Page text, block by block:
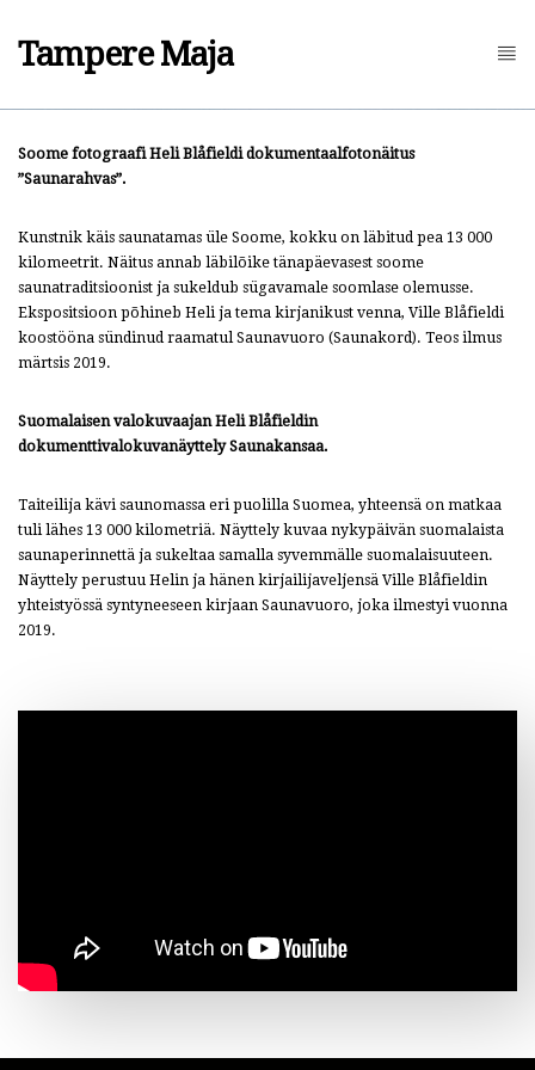
Tampere Maja
Soome fotograafi Heli Blåfieldi dokumentaalfotonäitus
”Saunarahvas”.
Kunstnik käis saunatamas üle Soome, kokku on läbitud pea 13 000
kilomeetrit. Näitus annab läbilõike tänapäevasest soome
saunatraditsioonist ja sukeldub sügavamale soomlase olemusse.
Ekspositsioon põhineb Heli ja tema kirjanikust venna, Ville Blåfieldi
koostööna sündinud raamatul Saunavuoro (Saunakord). Teos ilmus
märtsis 2019.
Suomalaisen valokuvaajan Heli Blåfieldin
dokumenttivalokuvanäyttely Saunakansaa.
Taiteilija kävi saunomassa eri puolilla Suomea, yhteensä on matkaa
tuli lähes 13 000 kilometriä. Näyttely kuvaa nykypäivän suomalaista
saunaperinnettä ja sukeltaa samalla syvemmälle suomalaisuuteen.
Näyttely perustuu Helin ja hänen kirjailijaveljensä Ville Blåfieldin
yhteistyössä syntyneeseen kirjaan Saunavuoro, joka ilmestyi vuonna
2019.